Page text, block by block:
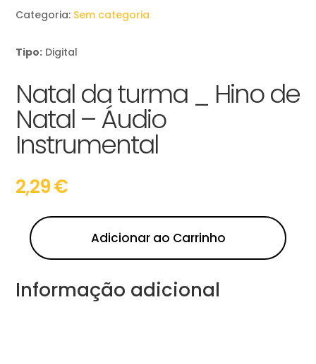
Categoria: Sem categoria
Tipo: Digital
Natal da turma _ Hino de
Natal – Áudio
Instrumental
2,29€
Adicionar ao Carrinho
Informação adicional